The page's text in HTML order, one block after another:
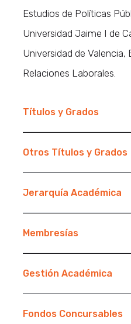
Estudios de Políticas
Universidad Jaime I de
Universidad de Valencia,
Relaciones Laborales.
Títulos y Grados
Otros Títulos y Grados
Jerarquía Académica
Membresías
Gestión Académica
Fondos Concursables